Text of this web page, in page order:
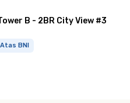
B - 2BR City View #3
BNI